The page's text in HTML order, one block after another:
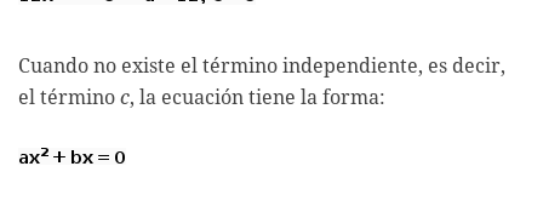
Cuando no existe el término independiente, es decir,
el término c, la ecuación tiene la forma: